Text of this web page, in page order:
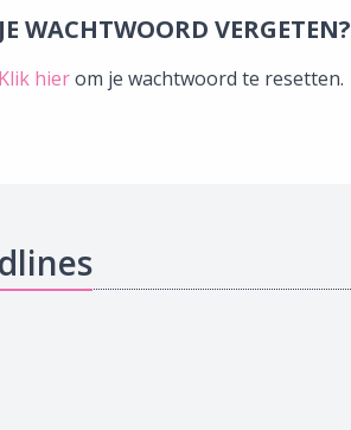
JE WACHTWOORD VERGETEN?
Klik hierom je wachtwoord te resetten.